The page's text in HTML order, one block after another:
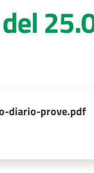
diario-prove.pdf